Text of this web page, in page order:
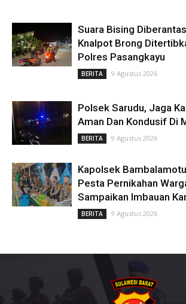
Suara Bising
Knalpot Brong
Polres Pasangkayu
BERITA 9 Agustus 2026
Polsek Sarudu, Jaga
Aman Dan Kondusif Di
BERITA 9 Agustus 2026
Kapolsek
Pesta Pernikahan
Sampaikan Imbauan
BERITA 9 Agustus 2026